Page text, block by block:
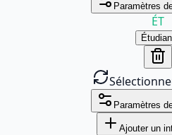
Paramètres
ÉT
Paramètres
Ajouter un